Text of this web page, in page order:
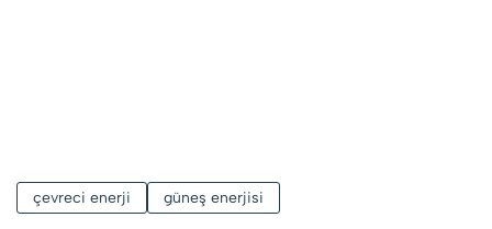
çevreci enerji güneş enerjisi